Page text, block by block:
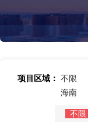
项目区域： 不限
海南
不限